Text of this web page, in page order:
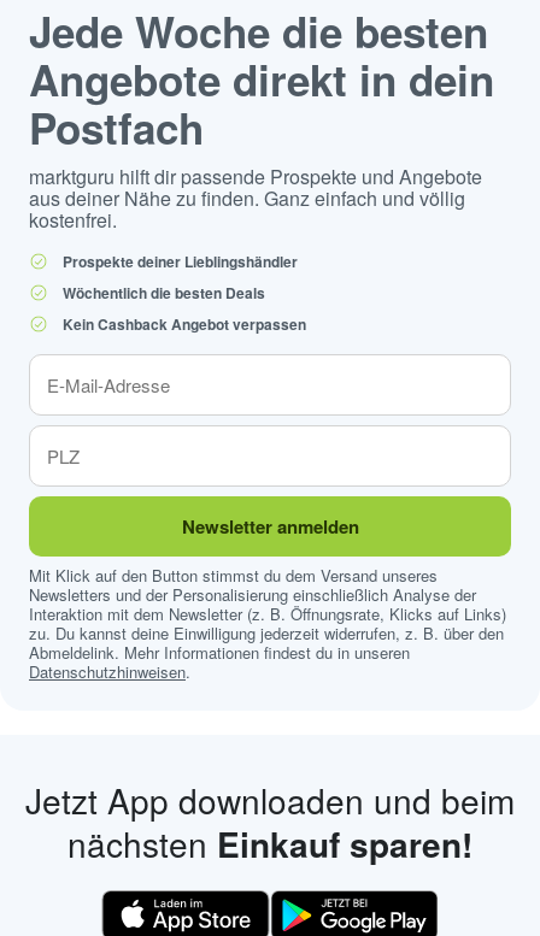
Jede Woche die besten
Angebote direkt in dein
Postfach
marktguru hilft dir passende Prospekte und Angebote
aus deiner Nähe zu finden. Ganz einfach und völlig
kostenfrei.
Prospekte deiner Lieblingshändler
Wöchentlich die besten Deals
Kein Cashback Angebot verpassen
Newsletter anmelden
Mit Klick auf den Button stimmst du dem Versand unseres
Newsletters und der Personalisierung einschließlich Analyse der
Interaktion mit dem Newsletter (z. B. Öffnungsrate, Klicks auf Links)
zu. Du kannst deine Einwilligung jederzeit widerrufen, z. B. über den
Abmeldelink. Mehr Informationen findest du in unseren
Datenschutzhinweisen.
Jetzt App downloaden und beim
nächsten Einkauf sparen!